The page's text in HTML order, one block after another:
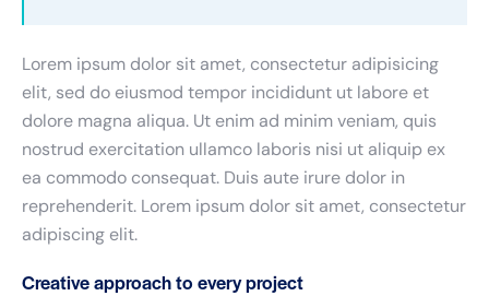
Lorem ipsum dolor sit amet, consectetur adipisicing
elit, sed do eiusmod tempor incididunt ut labore et
dolore magna aliqua. Ut enim ad minim veniam, quis
nostrud exercitation ullamco laboris nisi ut aliquip ex
ea commodo consequat. Duis aute irure dolor in
reprehenderit. Lorem ipsum dolor sit amet, consectetur
adipiscing elit.
Creative approach to every project